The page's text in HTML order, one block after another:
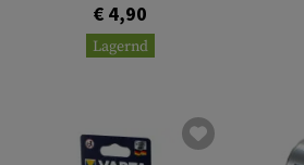
€ 4,90
Lagernd